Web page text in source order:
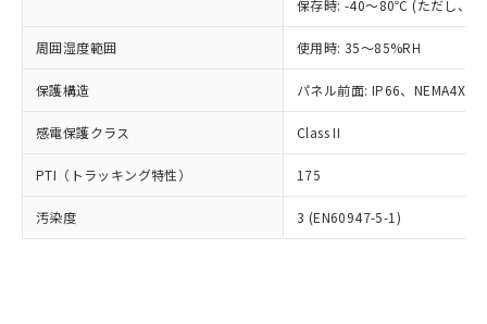
保存時: -40～80℃ (ただし、氷
周囲湿度範囲 使用時: 35～85%RH
保護構造 パネル前面: IP66、NEMA4X,
感電保護クラス Class II
PTI（トラッキング特性） 175
汚染度 3 (EN60947-5-1)
ムロン制御機器販売店・当社販売員に
オムロン制御機器販売店や当社販売拠
販売ネットワーク
」をご確認
在庫状況および標準価格結果を当社の
事前の承諾なく第三者に漏洩または開
示しないようお願いします。
マイパーツ機能（部品リスト作成サー
ビス）をご利用いただくには、I-Web
（DBP） 1000ppm以下、フタル酸ジイソブチル
但し、RoHS指令で産業用監視および制御機器に対する
適用除外項目は除く。
フタル酸エステル類の４物質については閾値を超える意
図的な使用がないことを確認しています。
部品在庫の切り替え状況などにより、予定
月が前後することがあります。
イソブチル) : 1000ppm、 BBP(フタル酸ブチルベンジ
DEHP(フタル酸ビス(2-エチルヘキシル)) : 1000ppm
「ｅ」：有害物質（10物質）のすべてが基
準値以下であることを示します。
「10」：通常の使用状況下において有害物
質が外部に漏えいし、環境に深刻な影響を
及ぼさない年数を意味します。
いよう必要な手段を講じます。
当社は貴社製品を、核兵器、ミサイ
ル、化学兵器、生物兵器またはその他
武器並びにこれらの製造装置等に一切
当社は、貴社製品を第三者に販売する
場合は、上記1、2および3の内容を当
該第三者に通知します。また当社は、
販売先および販売に係わる関係者が違
法に輸出するおそれがある場合は、取
り引きをいたしません。
一定数には満たないが在庫あり
在庫なし(最新の在庫状況につ
いては、お客様のお取引先、ま
たはお客様担当のオムロン制御
機器販売店・当社販売員にご確
受注生産機種、また在庫状況の
情報を公開していない機種